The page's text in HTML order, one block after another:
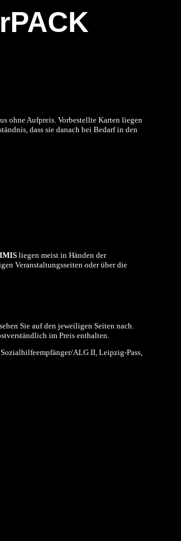
ohne Aufpreis. Vorbestellte Karten liegen
dass sie danach bei Bedarf in den
liegen meist in Händen der
Veranstaltungsseiten oder über die
Sie auf den jeweiligen Seiten nach.
im Preis enthalten.
ALG II, Leipzig-Pass,